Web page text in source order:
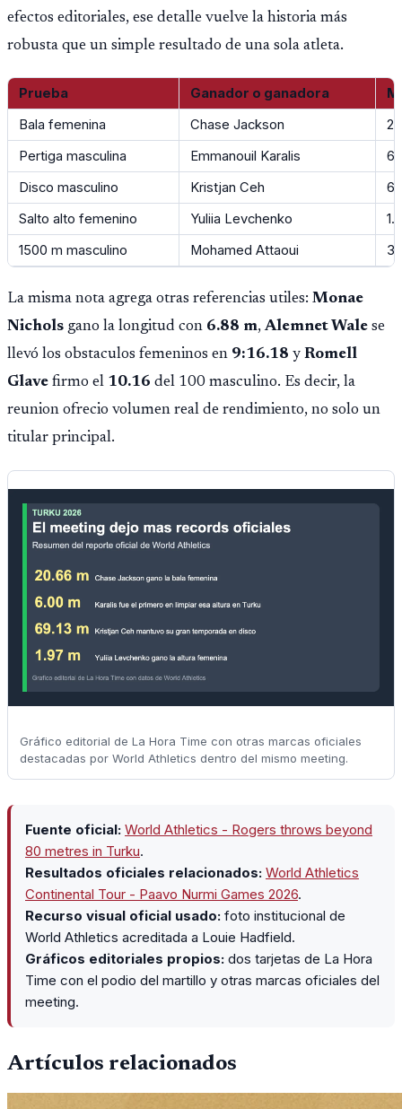
efectos editoriales, ese detalle vuelve la historia más
robusta que un simple resultado de una sola atleta.
Prueba Ganador o ganadora
Bala femenina
Chase Jackson
Pertiga masculina
Emmanouil Karalis
Disco masculino
Kristjan Ceh
Salto alto femenino
Yuliia Levchenko
1500 m masculino
Mohamed Attaoui
La misma nota agrega otras referencias utiles: Monae
Nichols gano la longitud con 6.88 m,Alemnet Wale se
llevó los obstaculos femeninos en 9:16.18 y Romell
Glave firmo el 10.16 del 100 masculino. Es decir, la
reunion ofrecio volumen real de rendimiento, no solo un
titular principal.
Gráfico editorial de La Hora Time con otras marcas oficiales
destacadas por World Athletics dentro del mismo meeting.
Fuente oficial: World Athletics - Rogers throws beyond
80 metres in Turku.
Resultados oficiales relacionados: World Athletics
Continental Tour - Paavo Nurmi Games 2026.
Recurso visual oficial usado: foto institucional de
World Athletics acreditada a Louie Hadfield.
Gráficos editoriales propios: dos tarjetas de La Hora
Time con el podio del martillo y otras marcas oficiales del
meeting.
Artículos relacionados